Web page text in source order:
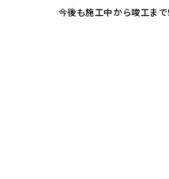
今後も施工中から竣工ま